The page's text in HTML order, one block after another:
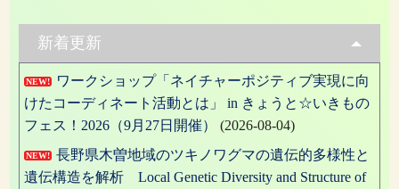
ゲ
ー
シ
ョ
ン
新着更新
NEW!
ワークショップ「ネイチャーポジティブ実現に向
けたコーディネート活動とは」 in きょうと☆いきもの
フェス！2026（9月27日開催）
(2026-08-04)
NEW!
長野県木曽地域のツキノワグマの遺伝的多様性と
遺伝構造を解析 Local Genetic Diversity and Structure of